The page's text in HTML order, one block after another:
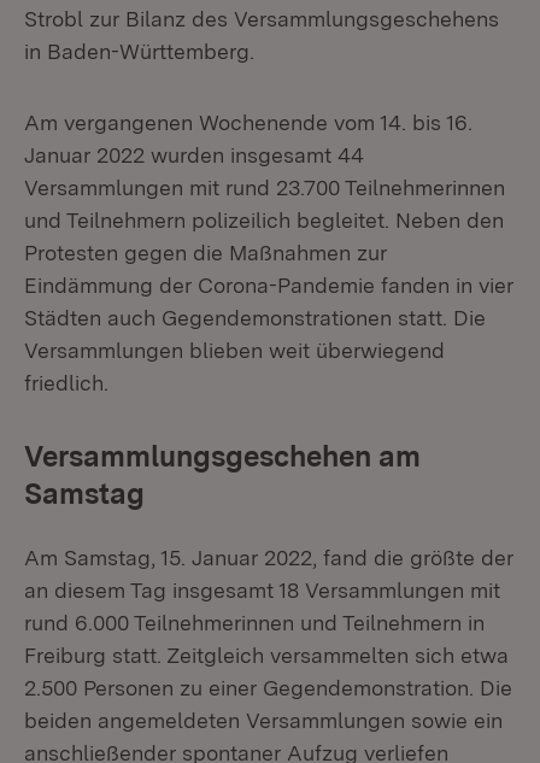
Strobl zur Bilanz des Versammlungsgeschehens
in Baden-Württemberg.
Am vergangenen Wochenende vom 14. bis 16.
Januar 2022 wurden insgesamt 44
Versammlungen mit rund 23.700 Teilnehmerinnen
und Teilnehmern polizeilich begleitet. Neben den
Protesten gegen die Maßnahmen zur
Eindämmung der Corona-Pandemie fanden in vier
Städten auch Gegendemonstrationen statt. Die
Versammlungen blieben weit überwiegend
friedlich.
Versammlungsgeschehen am
Samstag
Am Samstag, 15. Januar 2022, fand die größte der
an diesem Tag insgesamt 18 Versammlungen mit
rund 6.000 Teilnehmerinnen und Teilnehmern in
Freiburg statt. Zeitgleich versammelten sich etwa
2.500 Personen zu einer Gegendemonstration. Die
beiden angemeldeten Versammlungen sowie ein
anschließender spontaner Aufzug verliefen